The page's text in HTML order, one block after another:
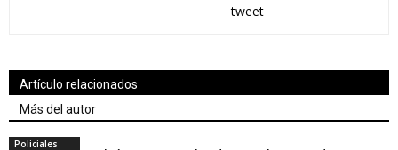
tweet
Artículo relacionados
Más del autor
Policiales